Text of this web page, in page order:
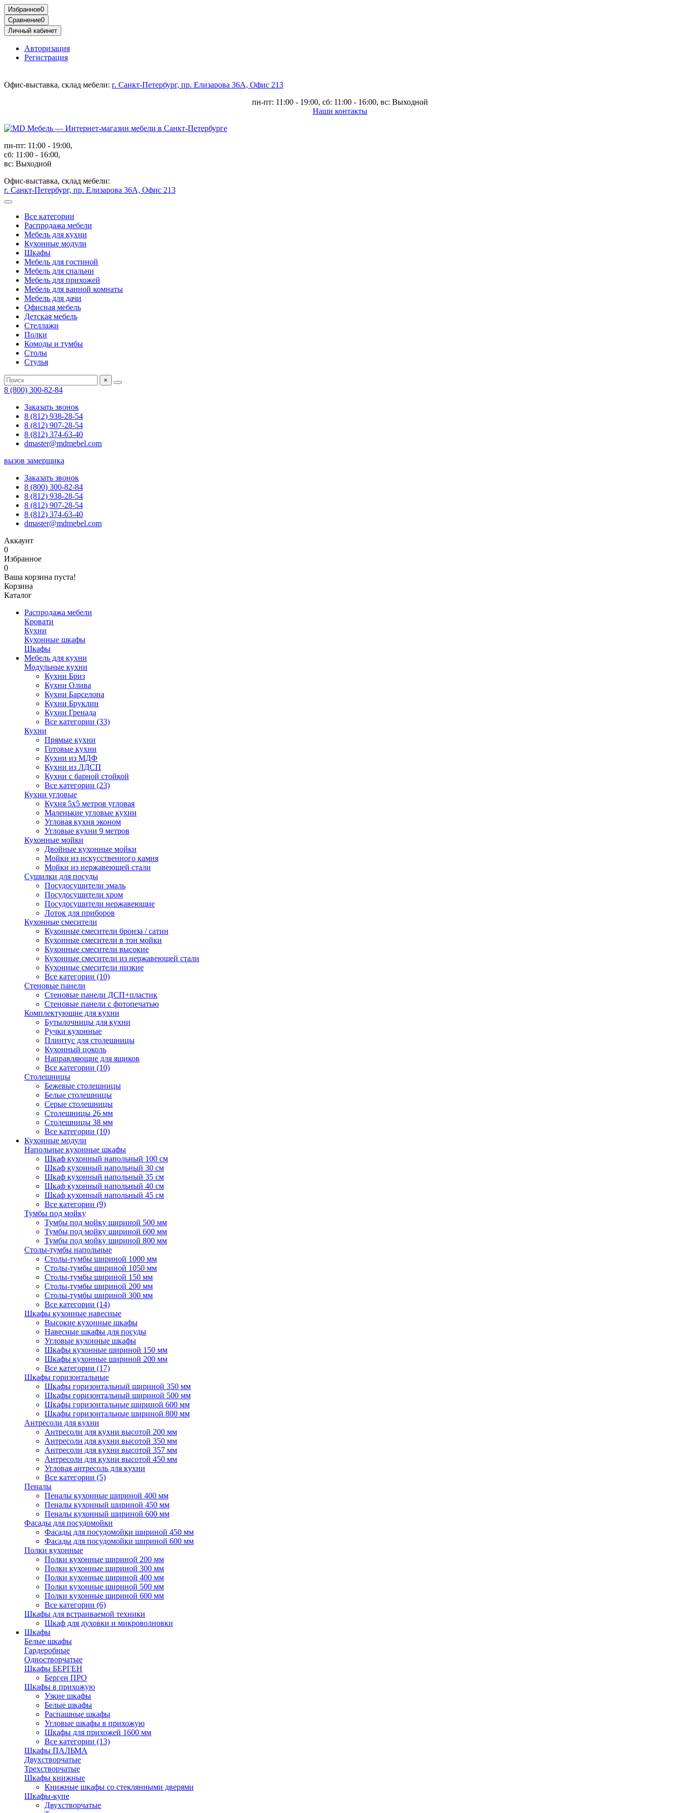
Избранное0
Сравнение0
Личный кабинет
Авторизация
Регистрация
Офис-выставка, склад мебели: г. Санкт-Петербург, пр. Елизарова 36А, Офис 213
пн-пт: 11:00 - 19:00, сб: 11:00 - 16:00, вс: Выходной
Наши контакты
пн-пт: 11:00 - 19:00,
сб: 11:00 - 16:00,
вс: Выходной
Офис-выставка, склад мебели:
г. Санкт-Петербург, пр. Елизарова 36А, Офис 213
Все категории
Распродажа мебели
Мебель для кухни
Кухонные модули
Шкафы
Мебель для гостиной
Мебель для спальни
Мебель для прихожей
Мебель для ванной комнаты
Мебель для дачи
Офисная мебель
Детская мебель
Стеллажи
Полки
Комоды и тумбы
Столы
Стулья
×
8 (800) 300-82-84
Заказать звонок
8 (812) 938-28-54
8 (812) 907-28-54
8 (812) 374-63-40
dmaster@mdmebel.com
вызов замерщика
Заказать звонок
8 (800) 300-82-84
8 (812) 938-28-54
8 (812) 907-28-54
8 (812) 374-63-40
dmaster@mdmebel.com
Аккаунт
0
Избранное
0
Ваша корзина пуста!
Корзина
Каталог
Распродажа мебели
Кровати
Кухни
Кухонные шкафы
Шкафы
Мебель для кухни
Модульные кухни
Кухни Бриз
Кухни Олива
Кухни Барселона
Кухни Бруклин
Кухни Гренада
Все категории (33)
Кухни
Прямые кухни
Готовые кухни
Кухни из МДФ
Кухни из ЛДСП
Кухни с барной стойкой
Все категории (23)
Кухни угловые
Кухня 5х5 метров угловая
Маленькие угловые кухни
Угловая кухня эконом
Угловые кухни 9 метров
Кухонные мойки
Двойные кухонные мойки
Мойки из искусственного камня
Мойки из нержавеющей стали
Сушилки для посуды
Посудосушители эмаль
Посудосушители хром
Посудосушители нержавеющие
Лоток для приборов
Кухонные смесители
Кухонные смесители бронза / сатин
Кухонные смесители в тон мойки
Кухонные смесители высокие
Кухонные смесители из нержавеющей стали
Кухонные смесители низкие
Все категории (10)
Стеновые панели
Стеновые панели ДСП+пластик
Стеновые панели с фотопечатью
Комплектующие для кухни
Бутылочницы для кухни
Ручки кухонные
Плинтус для столешницы
Кухонный цоколь
Направляющие для ящиков
Все категории (10)
Столешницы
Бежевые столешницы
Белые столешницы
Серые столешницы
Столешницы 26 мм
Столешницы 38 мм
Все категории (10)
Кухонные модули
Напольные кухонные шкафы
Шкаф кухонный напольный 100 см
Шкаф кухонный напольный 30 см
Шкаф кухонный напольный 35 см
Шкаф кухонный напольный 40 см
Шкаф кухонный напольный 45 см
Все категории (9)
Тумбы под мойку
Тумбы под мойку шириной 500 мм
Тумбы под мойку шириной 600 мм
Тумбы под мойку шириной 800 мм
Столы-тумбы напольные
Столы-тумбы шириной 1000 мм
Столы-тумбы шириной 1050 мм
Столы-тумбы шириной 150 мм
Столы-тумбы шириной 200 мм
Столы-тумбы шириной 300 мм
Все категории (14)
Шкафы кухонные навесные
Высокие кухонные шкафы
Навесные шкафы для посуды
Угловые кухонные шкафы
Шкафы кухонные шириной 150 мм
Шкафы кухонные шириной 200 мм
Все категории (17)
Шкафы горизонтальные
Шкафы горизонтальный шириной 350 мм
Шкафы горизонтальный шириной 500 мм
Шкафы горизонтальные шириной 600 мм
Шкафы горизонтальные шириной 800 мм
Антресоли для кухни
Антресоли для кухни высотой 200 мм
Антресоли для кухни высотой 350 мм
Антресоли для кухни высотой 357 мм
Антресоли для кухни высотой 450 мм
Угловая антресоль для кухни
Все категории (5)
Пеналы
Пеналы кухонные шириной 400 мм
Пеналы кухонный шириной 450 мм
Пеналы кухонный шириной 600 мм
Фасады для посудомойки
Фасады для посудомойки шириной 450 мм
Фасады для посудомойки шириной 600 мм
Полки кухонные
Полки кухонные шириной 200 мм
Полки кухонные шириной 300 мм
Полки кухонные шириной 400 мм
Полки кухонные шириной 500 мм
Полки кухонные шириной 600 мм
Все категории (6)
Шкафы для встраиваемой техники
Шкаф для духовки и микроволновки
Шкафы
Белые шкафы
Гардеробные
Одностворчатые
Шкафы БЕРГЕН
Берген ПРО
Шкафы в прихожую
Узкие шкафы
Белые шкафы
Распашные шкафы
Угловые шкафы в прихожую
Шкафы для прихожей 1600 мм
Все категории (13)
Шкафы ПАЛЬМА
Двухстворчатые
Трехстворчатые
Шкафы книжные
Книжные шкафы со стеклянными дверями
Шкафы-купе
Двухстворчатые